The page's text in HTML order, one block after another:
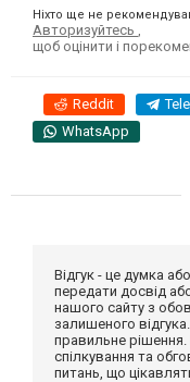
Ніхто ще не
Авторизуйтесь
щоб оцінити і
Reddit
WhatsApp
Відгук - це думка
передати досвід
нашого сайту з
залишеного
правильне рішення.
спілкування та
питань, що